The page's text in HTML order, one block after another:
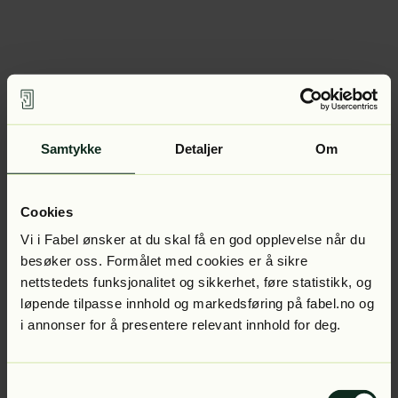
Samtykke Detaljer Om
Cookies
Vi i Fabel ønsker at du skal få en god opplevelse når du
besøker oss. Formålet med cookies er å sikre
nettstedets funksjonalitet og sikkerhet, føre statistikk, og
løpende tilpasse innhold og markedsføring på fabel.no og
i annonser for å presentere relevant innhold for deg.